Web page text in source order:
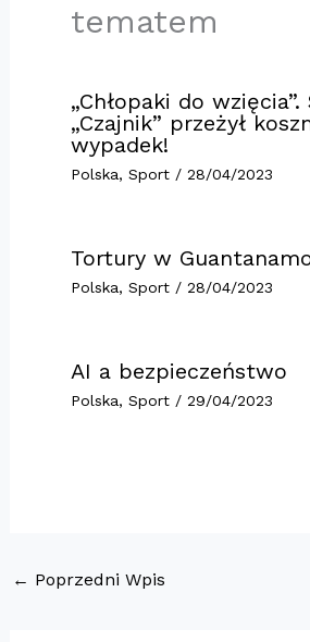
tematem
„Chłopaki do
„Czajnik” przeżył
wypadek!
Polska, Sport/ 28/04/2023
Tortury w
Polska, Sport/ 28/04/2023
AI a bezpieczeństwo
Polska, Sport/ 29/04/2023
← Poprzedni Wpis